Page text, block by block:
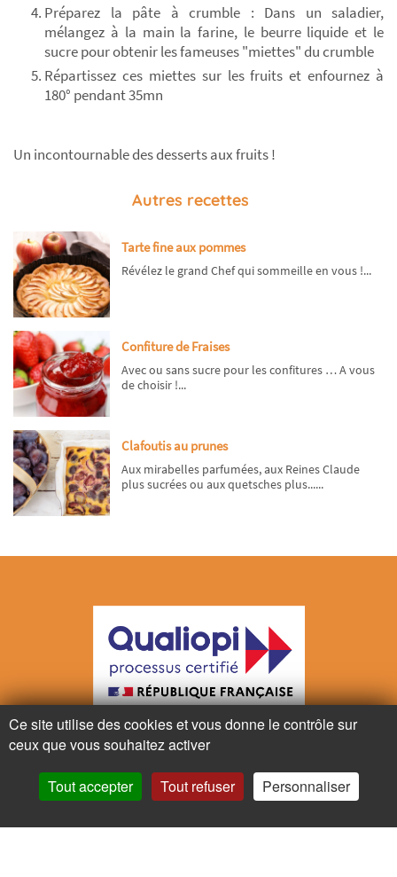
Préparez la pâte à crumble : Dans un saladier,
mélangez à la main la farine, le beurre liquide et le
sucre pour obtenir les fameuses "miettes" du crumble
Répartissez ces miettes sur les fruits et enfournez à
180° pendant 35mn
Un incontournable des desserts aux fruits !
Autres recettes
Tarte fine aux pommes
Révélez le grand Chef qui sommeille en vous !...
Confiture de Fraises
Avec ou sans sucre pour les confitures … A vous
de choisir !...
Clafoutis au prunes
Aux mirabelles parfumées, aux Reines Claude
plus sucrées ou aux quetsches plus......
La certification a été délivrée au titre de l’action suivante:
Ce site utilise des cookies et vous donne le contrôle sur
ceux que vous souhaitez activer
Tout accepter Tout refuser Personnaliser